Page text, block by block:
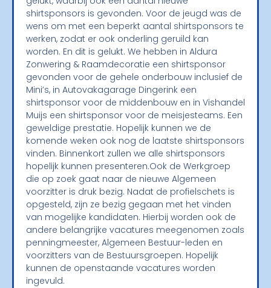
shirtsponsors is gevonden. Voor de jeugd was de
wens om met een beperkt aantal shirtsponsors te
werken, zodat er ook onderling geruild kan
worden. En dit is gelukt. We hebben in Aldura
Zonwering & Raamdecoratie een shirtsponsor
gevonden voor de gehele onderbouw inclusief de
Mini’s, in Autovakagarage Dingerink een
shirtsponsor voor de middenbouw en in Vishandel
Muijs een shirtsponsor voor de meisjesteams. Een
geweldige prestatie. Hopelijk kunnen we de
komende weken ook nog de laatste shirtsponsors
vinden. Binnenkort zullen we alle shirtsponsors
hopelijk kunnen presenteren.Ook de Werkgroep
die op zoek gaat naar de nieuwe Algemeen
voorzitter is druk bezig. Nadat de profielschets is
opgesteld, zijn ze bezig gegaan met het vinden
van mogelijke kandidaten. Hierbij worden ook de
andere belangrijke vacatures meegenomen zoals
penningmeester, Algemeen Bestuur-leden en
voorzitters van de Bestuursgroepen. Hopelijk
kunnen de openstaande vacatures worden
ingevuld.